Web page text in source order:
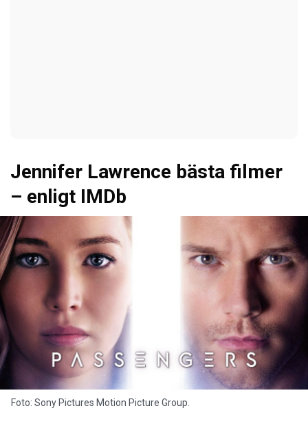
Jennifer Lawrence bästa filmer
– enligt IMDb
Foto: Sony Pictures Motion Picture Group.